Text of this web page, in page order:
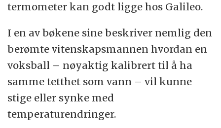
termometer kan godt ligge hos Galileo.
I en av bøkene sine beskriver nemlig den
berømte vitenskapsmannen hvordan en
voksball – nøyaktig kalibrert til å ha
samme tetthet som vann – vil kunne
stige eller synke med
temperaturendringer.